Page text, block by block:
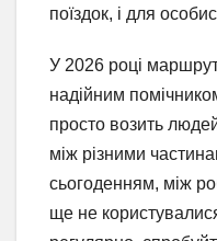
поїздок, і для
У 2026 році
надійним
просто возить
між різними
сьогоденням, між
ще не